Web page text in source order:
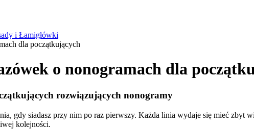
i Łamigłówki
dla początkujących
o nonogramach dla
rozwiązujących nonogramy
gdy siadasz przy nim po raz pierwszy. Każda linia wydaje się mieć
kolejności.